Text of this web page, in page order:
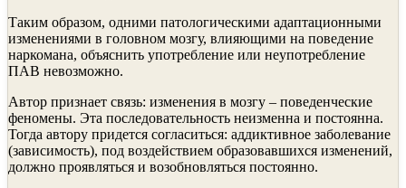
Таким образом, одними патологическими адаптационными
изменениями в головном мозгу, влияющими на поведение
наркомана, объяснить употребление или неупотребление
ПАВ невозможно.
Автор признает связь: изменения в мозгу – поведенческие
феномены. Эта последовательность неизменна и постоянна.
Тогда автору придется согласиться: аддиктивное заболевание
(зависимость), под воздействием образовавшихся изменений,
должно проявляться и возобновляться постоянно.